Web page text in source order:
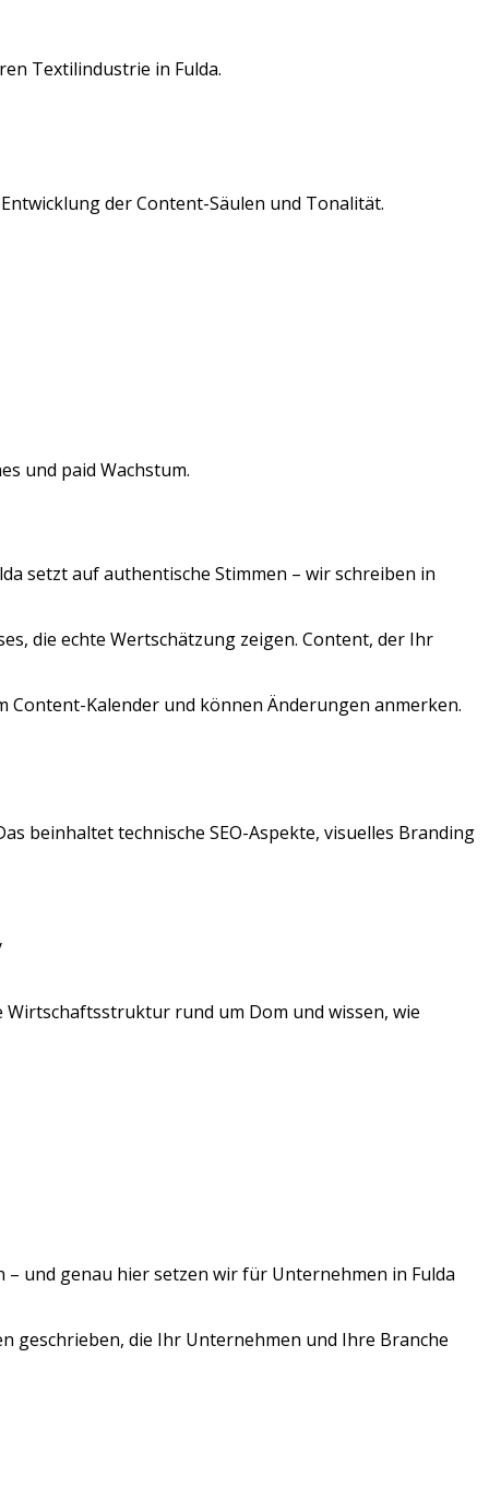
Textilindustrie in Fulda.
der Content-Säulen und Tonalität.
und paid Wachstum.
setzt auf authentische Stimmen – wir schreiben in
die echte Wertschätzung zeigen. Content, der Ihr
Content-Kalender und können Änderungen anmerken.
beinhaltet technische SEO-Aspekte, visuelles Branding
Wirtschaftsstruktur rund um Dom und wissen, wie
und genau hier setzen wir für Unternehmen in Fulda
geschrieben, die Ihr Unternehmen und Ihre Branche